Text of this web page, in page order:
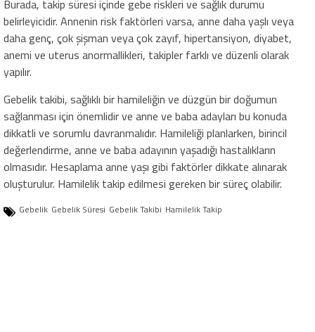
Burada, takip süresi içinde gebe riskleri ve sağlık durumu
belirleyicidir. Annenin risk faktörleri varsa, anne daha yaşlı veya
daha genç, çok şişman veya çok zayıf, hipertansiyon, diyabet,
anemi ve uterus anormallikleri, takipler farklı ve düzenli olarak
yapılır.
Gebelik takibi, sağlıklı bir hamileliğin ve düzgün bir doğumun
sağlanması için önemlidir ve anne ve baba adayları bu konuda
dikkatli ve sorumlu davranmalıdır. Hamileliği planlarken, birincil
değerlendirme, anne ve baba adayının yaşadığı hastalıkların
olmasıdır. Hesaplama anne yaşı gibi faktörler dikkate alınarak
oluşturulur. Hamilelik takip edilmesi gereken bir süreç olabilir.
Gebelik Gebelik Süresi Gebelik Takibi Hamilelik Takip